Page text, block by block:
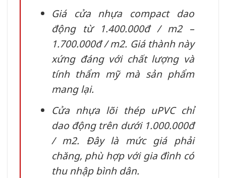
Giá cửa nhựa compact dao
động từ 1.400.000đ / m2 –
1.700.000đ / m2. Giá thành này
xứng đáng với chất lượng và
tính thẩm mỹ mà sản phẩm
mang lại.
Cửa nhựa lõi thép uPVC chỉ
dao động trên dưới 1.000.000đ
/ m2. Đây là mức giá phải
chăng, phù hợp với gia đình có
thu nhập bình dân.